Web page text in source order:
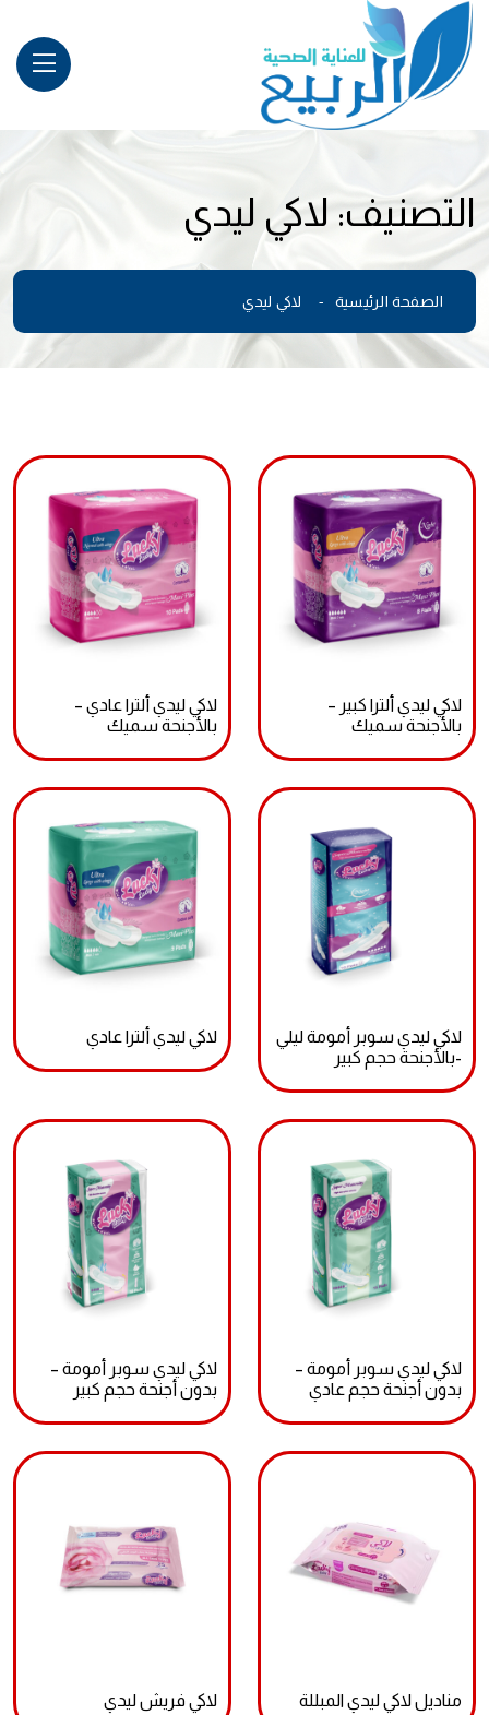
التصنيف: لاكي ليدي
الصفحة الرئيسية لاكي ليدي
لاكي ليدي ألترا كبير –
بالأجنحة سميك
لاكي ليدي ألترا عادي –
بالأجنحة سميك
لاكي ليدي سوبر أمومة ليلي
-بالأجنحة حجم كبير
لاكي ليدي ألترا عادي
لاكي ليدي سوبر أمومة –
بدون أجنحة حجم عادي
لاكي ليدي سوبر أمومة –
بدون أجنحة حجم كبير
مناديل لاكي ليدي المبللة لاكي فريش ليدي